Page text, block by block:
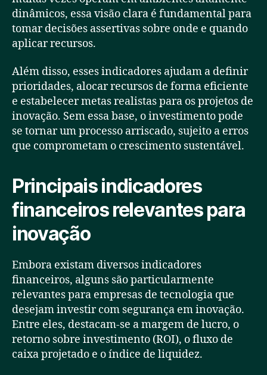
dinâmicos, essa visão clara é fundamental para
tomar decisões assertivas sobre onde e quando
aplicar recursos.
Além disso, esses indicadores ajudam a definir
prioridades, alocar recursos de forma eficiente
e estabelecer metas realistas para os projetos de
inovação. Sem essa base, o investimento pode
se tornar um processo arriscado, sujeito a erros
que comprometam o crescimento sustentável.
Principais indicadores
financeiros relevantes para
inovação
Embora existam diversos indicadores
financeiros, alguns são particularmente
relevantes para empresas de tecnologia que
desejam investir com segurança em inovação.
Entre eles, destacam-se a margem de lucro, o
retorno sobre investimento (ROI), o fluxo de
caixa projetado e o índice de liquidez.